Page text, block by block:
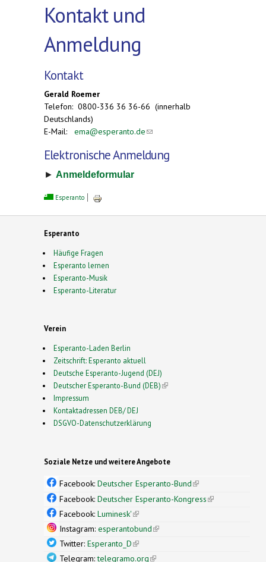
Kontakt und
Anmeldung
Kontakt
Gerald Roemer
Telefon: 0800-336 36 36-66 (innerhalb
Deutschlands)
E-Mail: ema@esperanto.de(link sends e-mail)
Elektronische Anmeldung
► Anmeldeformular
Esperanto
Esperanto
Häufige Fragen
Esperanto lernen
Esperanto-Musik
Esperanto-Literatur
Verein
Esperanto-Laden Berlin
Zeitschrift: Esperanto aktuell
Deutsche Esperanto-Jugend (DEJ)
Deutscher Esperanto-Bund (DEB)(link is external)
Impressum
Kontaktadressen DEB/ DEJ
DSGVO-Datenschutzerklärung
Soziale Netze und weitere Angebote
Facebook: Deutscher Esperanto-Bund(link is
external)
Facebook: Deutscher Esperanto-Kongress(link is
Facebook: Luminesk'(link is external)
Instagram: esperantobund(link is external)
Twitter: Esperanto_D(link is external)
Telegram:telegramo.org(link is external)